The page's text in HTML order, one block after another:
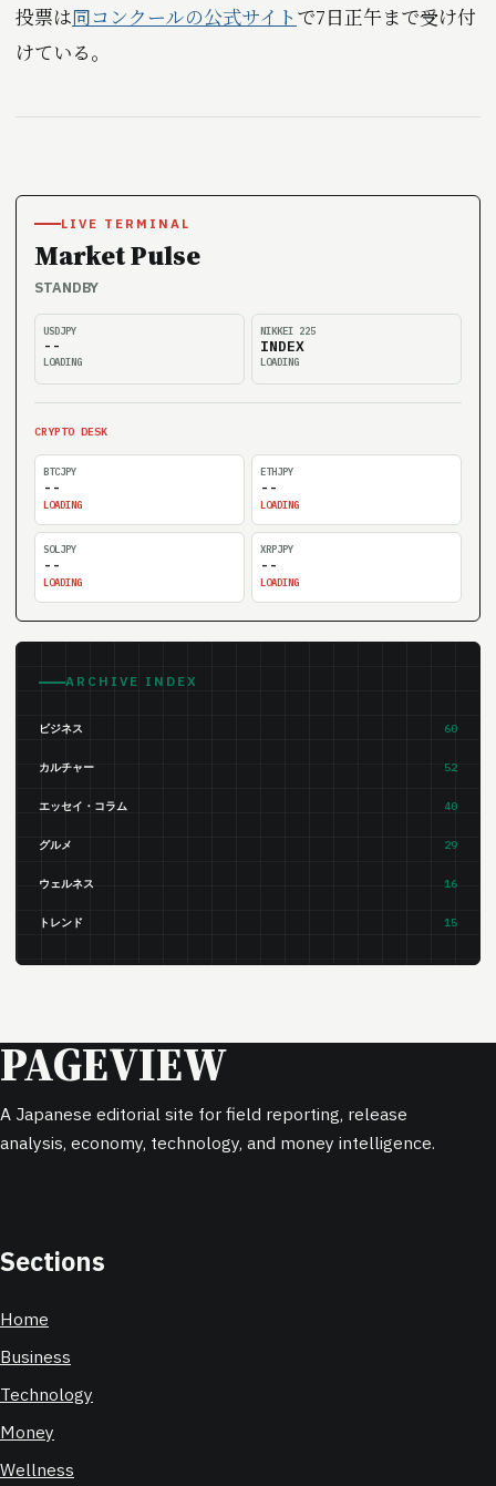
投票は同コンクールの公式サイト で7日正午まで受け付
けている。
LIVE TERMINAL
Market Pulse
STANDBY
USDJPY
--
LOADING
NIKKEI 225
INDEX
LOADING
CRYPTO DESK
BTCJPY
--
LOADING
ETHJPY
--
LOADING
SOLJPY
--
LOADING
XRPJPY
--
LOADING
ARCHIVE INDEX
ビジネス 60
カルチャー 52
エッセイ・コラム 40
グルメ 29
ウェルネス 16
トレンド 15
PAGEVIEW
A Japanese editorial site for field reporting, release
analysis, economy, technology, and money intelligence.
Sections
Home
Business
Technology
Money
Wellness